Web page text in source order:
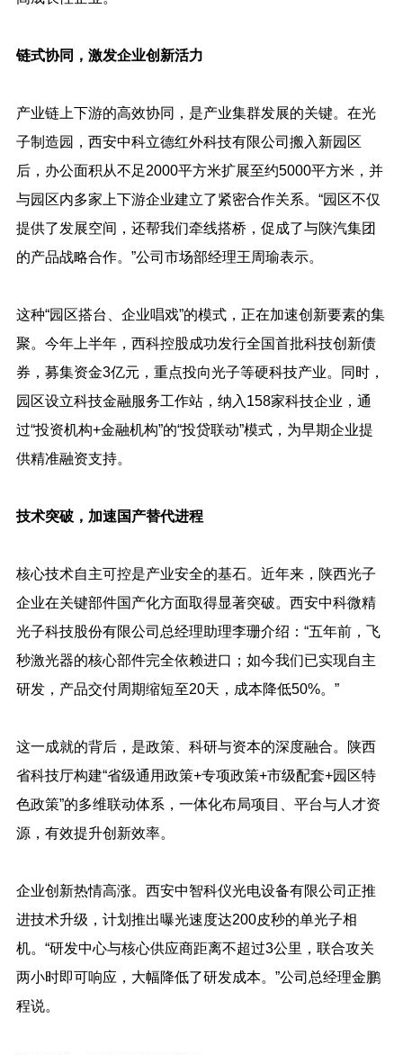
链式协同，激发企业创新活力
产业链上下游的高效协同，是产业集群发展的关键。在光
子制造园，西安中科立德红外科技有限公司搬入新园区
后，办公面积从不足2000平方米扩展至约5000平方米，并
与园区内多家上下游企业建立了紧密合作关系。“园区不仅
提供了发展空间，还帮我们牵线搭桥，促成了与陕汽集团
的产品战略合作。”公司市场部经理王周瑜表示。
这种“园区搭台、企业唱戏”的模式，正在加速创新要素的集
聚。今年上半年，西科控股成功发行全国首批科技创新债
券，募集资金3亿元，重点投向光子等硬科技产业。同时，
园区设立科技金融服务工作站，纳入158家科技企业，通
过“投资机构+金融机构”的“投贷联动”模式，为早期企业提
供精准融资支持。
技术突破，加速国产替代进程
核心技术自主可控是产业安全的基石。近年来，陕西光子
企业在关键部件国产化方面取得显著突破。西安中科微精
光子科技股份有限公司总经理助理李珊介绍：“五年前，飞
秒激光器的核心部件完全依赖进口；如今我们已实现自主
研发，产品交付周期缩短至20天，成本降低50%。”
这一成就的背后，是政策、科研与资本的深度融合。陕西
省科技厅构建“省级通用政策+专项政策+市级配套+园区特
色政策”的多维联动体系，一体化布局项目、平台与人才资
源，有效提升创新效率。
企业创新热情高涨。西安中智科仪光电设备有限公司正推
进技术升级，计划推出曝光速度达200皮秒的单光子相
机。“研发中心与核心供应商距离不超过3公里，联合攻关
两小时即可响应，大幅降低了研发成本。”公司总经理金鹏
程说。